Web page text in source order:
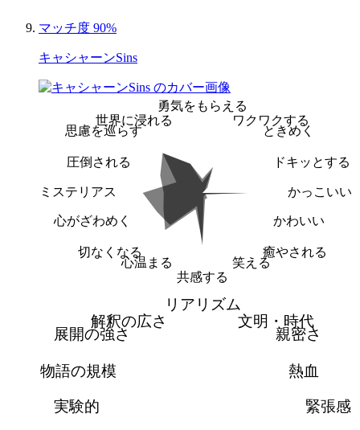
マッチ度 90%
キャシャーンSins
勇気をもらえる
ワクワクする
ときめく
ドキッとする
かっこいい
かわいい
癒やされる
笑える
共感する
心温まる
切なくなる
心がざわめく
ミステリアス
圧倒される
思慮を巡らす
世界に浸れる
リアリズム
文明・時代
親密さ
熱血
緊張感
実験的
物語の規模
展開の強さ
解釈の広さ